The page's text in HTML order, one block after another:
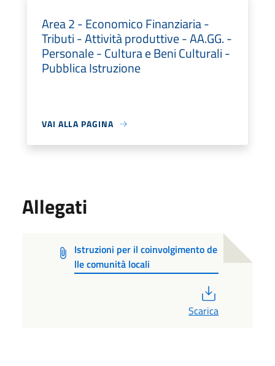
Area 2 - Economico Finanziaria -
Tributi - Attività produttive - AA.GG. -
Personale - Cultura e Beni Culturali -
Pubblica Istruzione
VAI ALLA PAGINA
Allegati
Istruzioni per il coinvolgimento de
lle comunità locali
Scarica